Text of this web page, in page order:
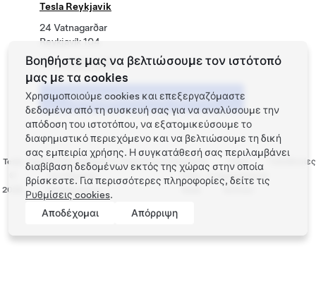
Tesla Reykjavik
24 Vatnagarðar
Reykjavík 104
Phone539 5409
Προγραμματίστε ένα Test Drive
Tesla
2026
Προστασία απορρήτου
και Νομικές
υποχρεώσεις
Επικοινωνία
Εργασία
ενημερωτικού
Τοποθεσίες
Βοηθήστε μας να βελτιώσουμε τον ιστότοπό
μας με τα cookies
Χρησιμοποιούμε cookies και επεξεργαζόμαστε
δεδομένα από τη συσκευή σας για να αναλύσουμε την
απόδοση του ιστοτόπου, να εξατομικεύσουμε το
διαφημιστικό περιεχόμενο και να βελτιώσουμε τη δική
σας εμπειρία χρήσης. Η συγκατάθεσή σας περιλαμβάνει
διαβίβαση δεδομένων εκτός της χώρας στην οποία
βρίσκεστε. Για περισσότερες πληροφορίες, δείτε τις
Ρυθμίσεις cookies.
Αποδέχομαι
Απόρριψη